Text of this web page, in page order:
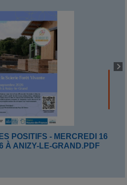
POSITIFS - MERCREDI 16
À ANIZY-LE-GRAND.PDF